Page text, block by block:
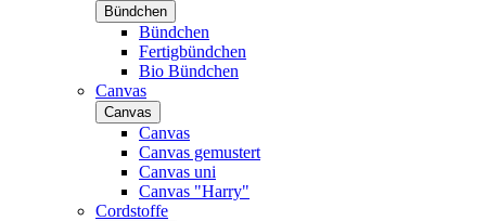
Bündchen
Bündchen
Fertigbündchen
Bio Bündchen
Canvas
Canvas
Canvas
Canvas gemustert
Canvas uni
Canvas "Harry"
Cordstoffe